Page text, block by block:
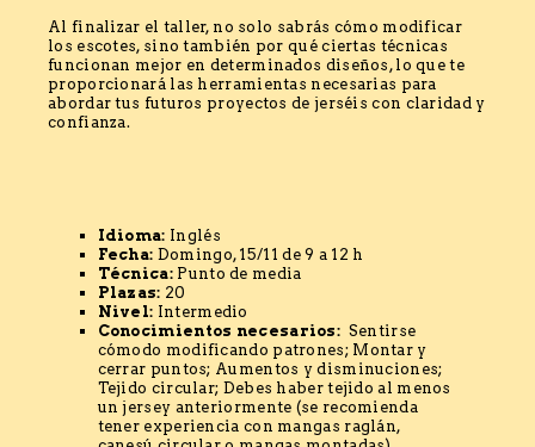
Al finalizar el taller, no solo sabrás cómo modificar
los escotes, sino también por qué ciertas técnicas
funcionan mejor en determinados diseños, lo que te
proporcionará las herramientas necesarias para
abordar tus futuros proyectos de jerséis con claridad y
confianza.
Idioma: Inglés
Fecha: Domingo, 15/11 de 9 a 12 h
Técnica: Punto de media
Plazas: 20
Nivel: Intermedio
Conocimientos necesarios: Sentirse
cómodo modificando patrones; Montar y
cerrar puntos; Aumentos y disminuciones;
Tejido circular; Debes haber tejido al menos
un jersey anteriormente (se recomienda
tener experiencia con mangas raglán,